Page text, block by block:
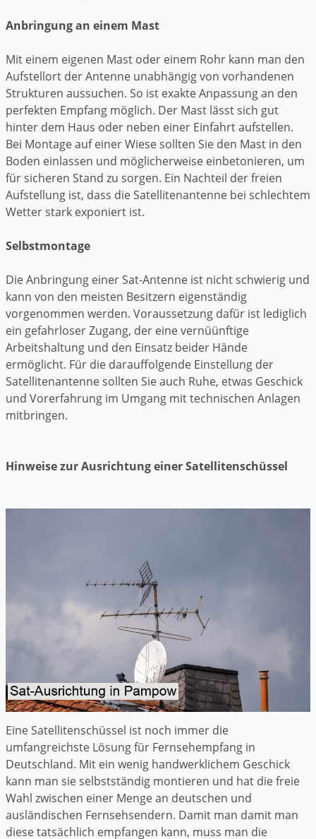
Anbringung an einem Mast
Mit einem eigenen Mast oder einem Rohr kann man den
Aufstellort der Antenne unabhängig von vorhandenen
Strukturen aussuchen. So ist exakte Anpassung an den
perfekten Empfang möglich. Der Mast lässt sich gut
hinter dem Haus oder neben einer Einfahrt aufstellen.
Bei Montage auf einer Wiese sollten Sie den Mast in den
Boden einlassen und möglicherweise einbetonieren, um
für sicheren Stand zu sorgen. Ein Nachteil der freien
Aufstellung ist, dass die Satellitenantenne bei schlechtem
Wetter stark exponiert ist.
Selbstmontage
Die Anbringung einer Sat-Antenne ist nicht schwierig und
kann von den meisten Besitzern eigenständig
vorgenommen werden. Voraussetzung dafür ist lediglich
ein gefahrloser Zugang, der eine vernüünftige
Arbeitshaltung und den Einsatz beider Hände
ermöglicht. Für die darauffolgende Einstellung der
Satellitenantenne sollten Sie auch Ruhe, etwas Geschick
und Vorerfahrung im Umgang mit technischen Anlagen
mitbringen.
Hinweise zur Ausrichtung einer Satellitenschüssel
Eine Satellitenschüssel ist noch immer die
umfangreichste Lösung für Fernsehempfang in
Deutschland. Mit ein wenig handwerklichem Geschick
kann man sie selbstständig montieren und hat die freie
Wahl zwischen einer Menge an deutschen und
ausländischen Fernsehsendern. Damit man damit man
diese tatsächlich empfangen kann, muss man die